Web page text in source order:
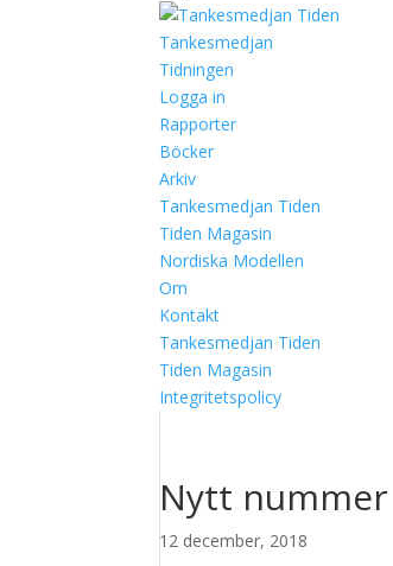
Tankesmedjan
Tidningen
Logga in
Rapporter
Böcker
Arkiv
Tankesmedjan Tiden
Tiden Magasin
Nordiska Modellen
Om
Kontakt
Tankesmedjan Tiden
Tiden Magasin
Integritetspolicy
Nytt
12 december, 2018